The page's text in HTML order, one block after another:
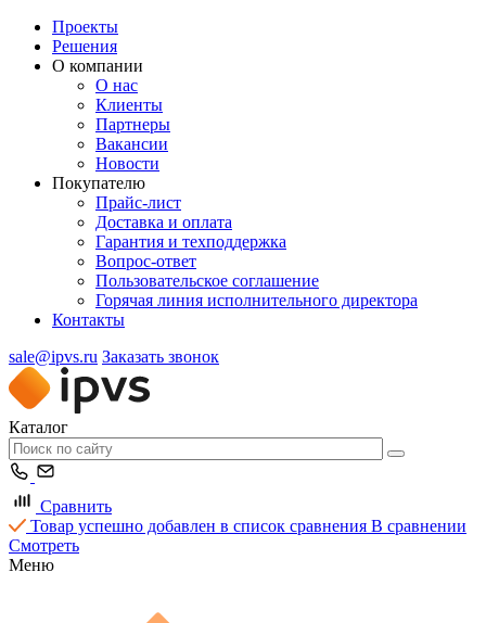
Проекты
Решения
О компании
О нас
Клиенты
Партнеры
Вакансии
Новости
Покупателю
Прайс-лист
Доставка и оплата
Гарантия и техподдержка
Вопрос-ответ
Пользовательское соглашение
Горячая линия исполнительного директора
Контакты
sale@ipvs.ru Заказать звонок
Каталог
Сравнить
Товар успешно добавлен в список сравнения В сравнении
Смотреть
Меню